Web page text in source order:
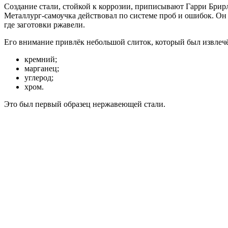
Создание стали, стойкой к коррозии, приписывают Гарри
Металлург-самоучка действовал по системе проб и ошибок.
где заготовки ржавели.
Его внимание привлёк небольшой слиток, который был
кремний;
марганец;
углерод;
хром.
Это был первый образец нержавеющей стали.